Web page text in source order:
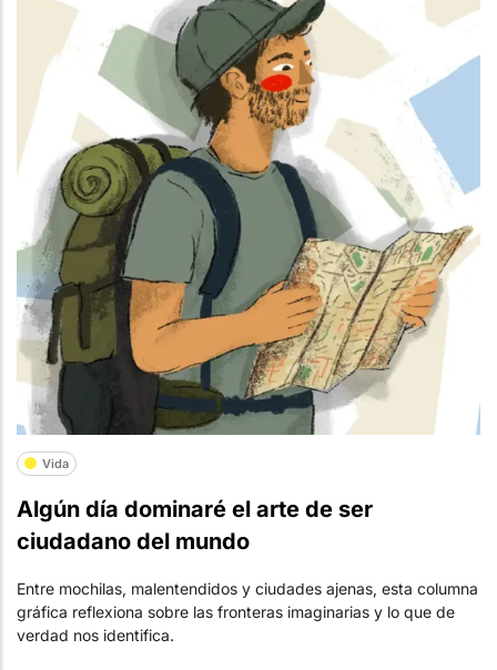
Vida
Algún día dominaré el arte de ser
ciudadano del mundo
Entre mochilas, malentendidos y ciudades ajenas, esta columna
gráfica reflexiona sobre las fronteras imaginarias y lo que de
verdad nos identifica.